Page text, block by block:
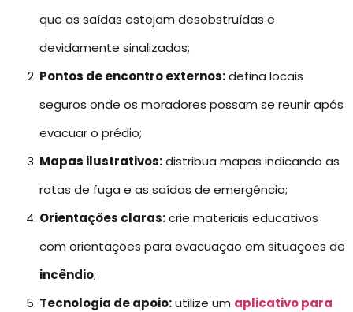
que as saídas estejam desobstruídas e
devidamente sinalizadas;
Pontos de encontro externos:defina locais
seguros onde os moradores possam se reunir após
evacuar o prédio;
Mapas ilustrativos:distribua mapas indicando as
rotas de fuga e as saídas de emergência;
Orientações claras:crie materiais educativos
com orientações para evacuação em situações de
incêndio;
Tecnologia de apoio:utilize um aplicativo para